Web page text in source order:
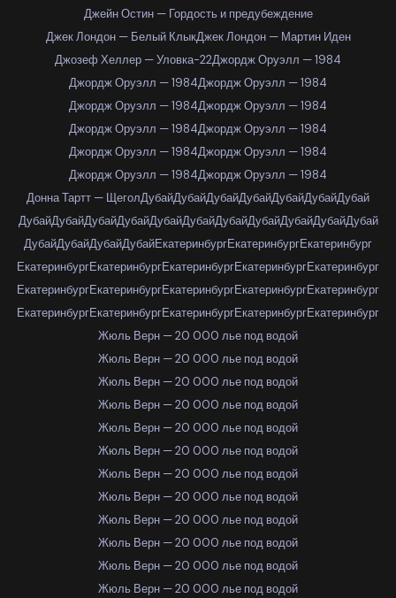
Джейн Остин — Гордость и предубеждение
Джек Лондон — Белый КлыкДжек Лондон — Мартин Иден
Джозеф Хеллер — Уловка-22Джордж Оруэлл — 1984
Джордж Оруэлл — 1984Джордж Оруэлл — 1984
Джордж Оруэлл — 1984Джордж Оруэлл — 1984
Джордж Оруэлл — 1984Джордж Оруэлл — 1984
Джордж Оруэлл — 1984Джордж Оруэлл — 1984
Джордж Оруэлл — 1984Джордж Оруэлл — 1984
Донна Тартт — ЩеголДубайДубайДубайДубайДубайДубайДубай
ДубайДубайДубайДубайДубайДубайДубайДубайДубайДубайДубай
ДубайДубайДубайДубайЕкатеринбургЕкатеринбургЕкатеринбург
ЕкатеринбургЕкатеринбургЕкатеринбургЕкатеринбургЕкатеринбург
ЕкатеринбургЕкатеринбургЕкатеринбургЕкатеринбургЕкатеринбург
ЕкатеринбургЕкатеринбургЕкатеринбургЕкатеринбургЕкатеринбург
Жюль Верн — 20 000 лье под водой
Жюль Верн — 20 000 лье под водой
Жюль Верн — 20 000 лье под водой
Жюль Верн — 20 000 лье под водой
Жюль Верн — 20 000 лье под водой
Жюль Верн — 20 000 лье под водой
Жюль Верн — 20 000 лье под водой
Жюль Верн — 20 000 лье под водой
Жюль Верн — 20 000 лье под водой
Жюль Верн — 20 000 лье под водой
Жюль Верн — 20 000 лье под водой
Жюль Верн — 20 000 лье под водой